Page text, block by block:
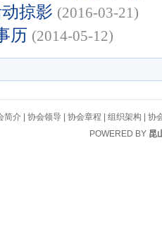
掠影 (2016-03-21)
历 (2014-05-12)
简介 |协会领导 |协会章程 |组织架构 |协
POWERED BY 昆